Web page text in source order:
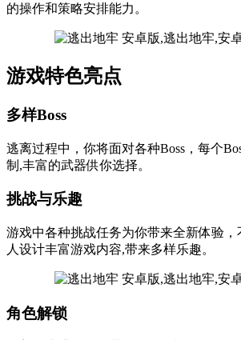
的操作和策略安排能力。
游戏特色亮点
多样Boss
逃离过程中，你将面对各种Boss，每个
制,丰富的武器供你选择。
挑战与乐趣
游戏中各种挑战任务为你带来全新体验
人设计丰富游戏内容,带来多样乐趣。
角色解锁